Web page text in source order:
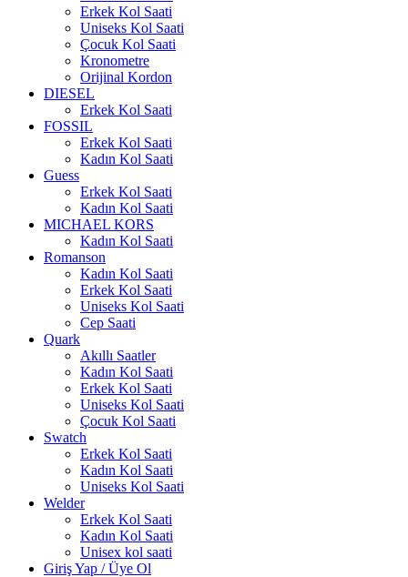
Erkek Kol Saati
Uniseks Kol Saati
Çocuk Kol Saati
Kronometre
Orijinal Kordon
DIESEL
Erkek Kol Saati
FOSSIL
Erkek Kol Saati
Kadın Kol Saati
Guess
Erkek Kol Saati
Kadın Kol Saati
MICHAEL KORS
Kadın Kol Saati
Romanson
Kadın Kol Saati
Erkek Kol Saati
Uniseks Kol Saati
Cep Saati
Quark
Akıllı Saatler
Kadın Kol Saati
Erkek Kol Saati
Uniseks Kol Saati
Çocuk Kol Saati
Swatch
Erkek Kol Saati
Kadın Kol Saati
Uniseks Kol Saati
Welder
Erkek Kol Saati
Kadın Kol Saati
Unisex kol saati
Giriş Yap / Üye Ol